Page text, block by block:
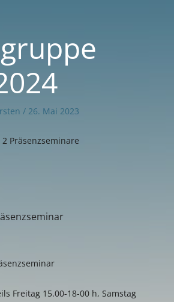
/ 26. Mai 2023
Präsenzseminare
Freitag 15.00-18-00 h, Samstag